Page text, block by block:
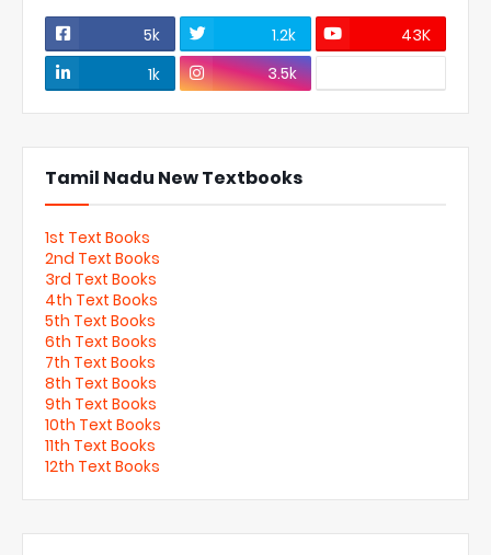
5k 1.2k
43K
1k
3.5k
Tamil Nadu New Textbooks
1st Text Books
2nd Text Books
3rd Text Books
4th Text Books
5th Text Books
6th Text Books
7th Text Books
8th Text Books
9th Text Books
10th Text Books
11th Text Books
12th Text Books